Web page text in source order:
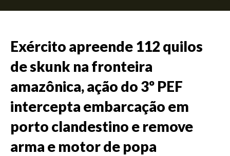
Exército apreende 112 quilos
de skunk na fronteira
amazônica, ação do 3º PEF
intercepta embarcação em
porto clandestino e remove
arma e motor de popa